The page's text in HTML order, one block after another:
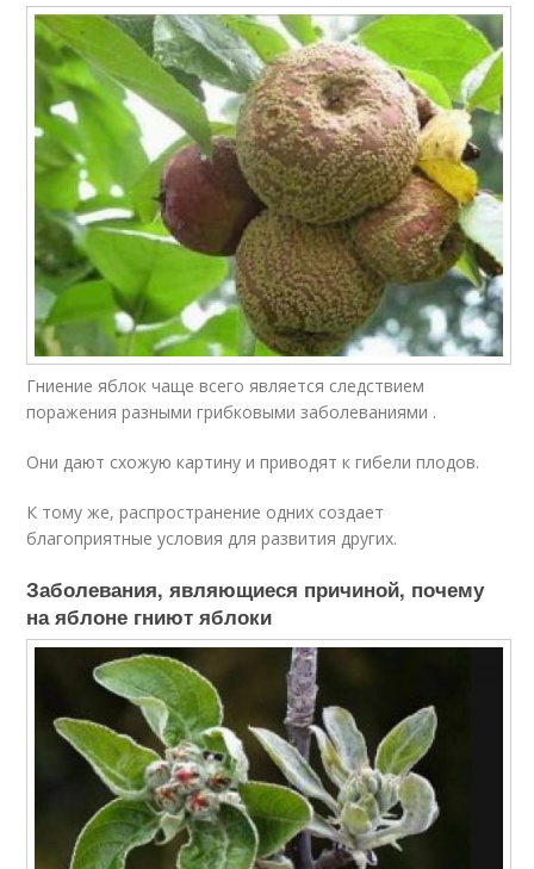
Гниение яблок чаще всего является следствием
поражения разными грибковыми заболеваниями .
Они дают схожую картину и приводят к гибели плодов.
К тому же, распространение одних создает
благоприятные условия для развития других.
Заболевания, являющиеся причиной, почему
на яблоне гниют яблоки